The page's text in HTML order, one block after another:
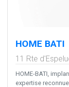
HOME BATI
11 Rte
HOME-BATI,
expertise